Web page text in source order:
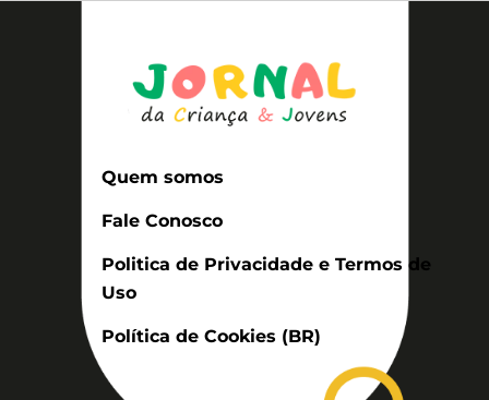
Quem somos
Fale Conosco
Politica de Privacidade e Termos de
Uso
Política de Cookies (BR)